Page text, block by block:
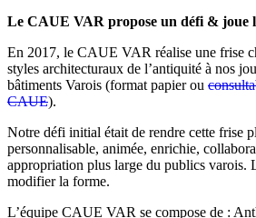
Le CAUE VAR propose un défi & joue
En 2017, le CAUE VAR réalise une frise
styles architecturaux de l’antiquité à nos
bâtiments Varois (format papier ou
CAUE).
Notre défi initial était de rendre cette frise
personnalisable, animée, enrichie,
appropriation plus large du publics varois.
modifier la forme.
L’équipe CAUE VAR se compose de :